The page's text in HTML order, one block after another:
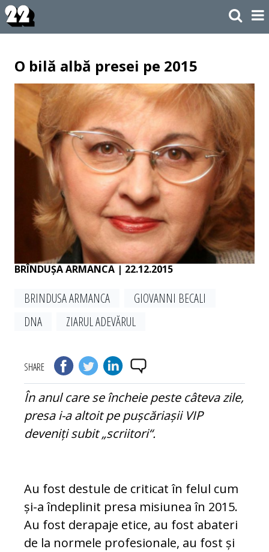
O bilă albă presei pe 2015
BRÎNDUȘA ARMANCA | 22.12.2015
BRINDUSA ARMANCA
GIOVANNI BECALI
DNA
ZIARUL ADEVĂRUL
SHARE
În anul care se încheie peste câteva zile,
presa i-a altoit pe pușcăriașii VIP
deveniți subit „scriitori“.
Au fost destule de criticat în felul cum
și-a îndeplinit presa misiunea în 2015.
Au fost de­rapaje etice, au fost abateri
de la normele pro­fesionale, au fost și